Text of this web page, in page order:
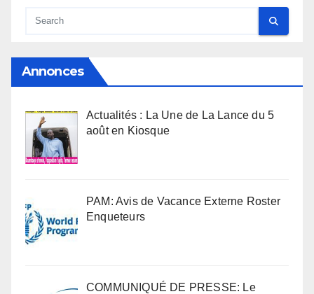
Annonces
Actualités : La Une de La Lance du 5
août en Kiosque
PAM: Avis de Vacance Externe Roster
Enqueteurs
COMMUNIQUÉ DE PRESSE: Le